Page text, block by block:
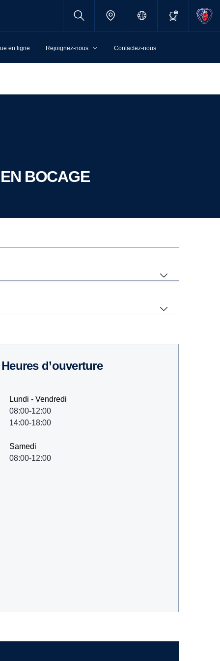
en ligne Rejoignez-nous Contactez-nous
BOCAGE
Heures d’ouverture
Lundi - Vendredi
08:00-12:00
14:00-18:00
Samedi
08:00-12:00